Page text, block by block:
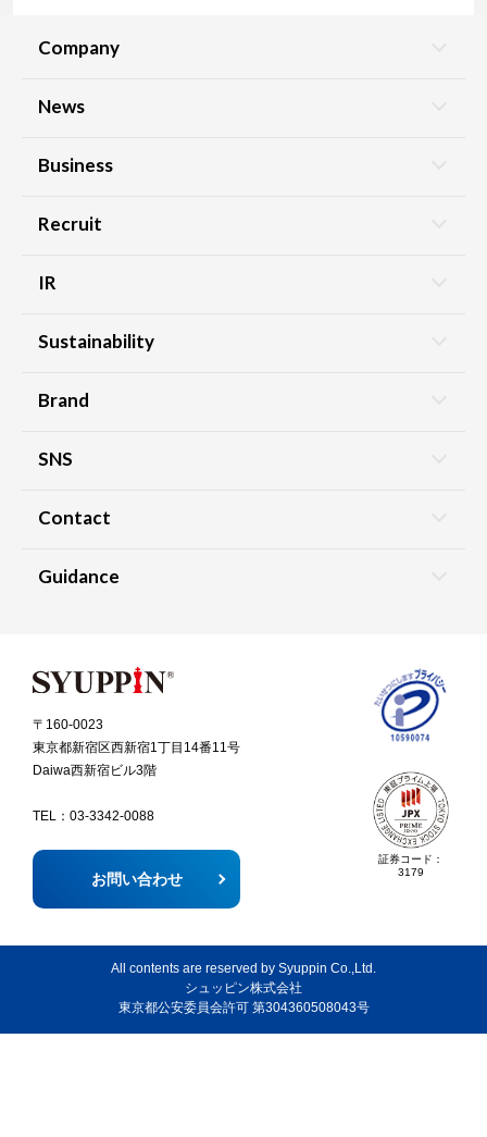
〒160-0023
東京都新宿区西新宿1丁目14番11号
Daiwa西新宿ビル3階
TEL： 03-3342-0088
お問い合わせ
証券コード：
3179
Company
News
Business
Recruit
IR
Sustainability
Brand
SNS
Contact
Guidance
All contents are reserved by Syuppin Co.,Ltd.
シュッピン株式会社
東京都公安委員会許可 第304360508043号